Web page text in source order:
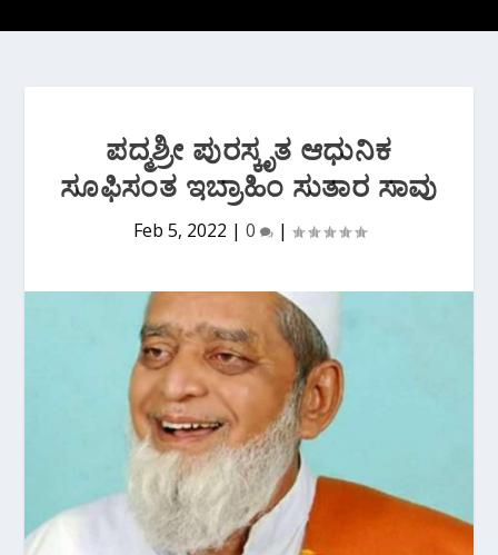
ಪದ್ಮಶ್ರೀ ಪುರಸ್ಕೃತ ಆಧುನಿಕ
ಸೂಫಿಸಂತ ಇಬ್ರಾಹಿಂ ಸುತಾರ ಸಾವು
Feb 5, 2022 | 0 |